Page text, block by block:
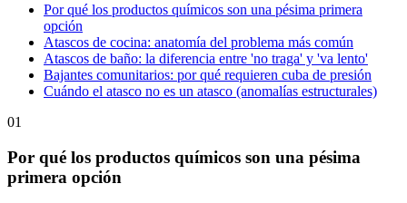
Por qué los productos químicos son una pésima primera
opción
Atascos de cocina: anatomía del problema más común
Atascos de baño: la diferencia entre 'no traga' y 'va lento'
Bajantes comunitarios: por qué requieren cuba de presión
Cuándo el atasco no es un atasco (anomalías estructurales)
01
Por qué los productos químicos son una pésima
primera opción